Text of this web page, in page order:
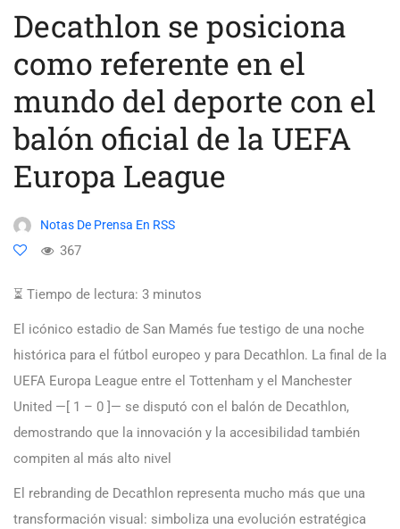
Decathlon se posiciona
como referente en el
mundo del deporte con el
balón oficial de la UEFA
Europa League
Notas De Prensa En RSS
367
⏳ Tiempo de lectura: 3 minutos
El icónico estadio de San Mamés fue testigo de una noche
histórica para el fútbol europeo y para Decathlon. La final de la
UEFA Europa League entre el Tottenham y el Manchester
United —[ 1 – 0 ]— se disputó con el balón de Decathlon,
demostrando que la innovación y la accesibilidad también
compiten al más alto nivel
El rebranding de Decathlon representa mucho más que una
transformación visual: simboliza una evolución estratégica